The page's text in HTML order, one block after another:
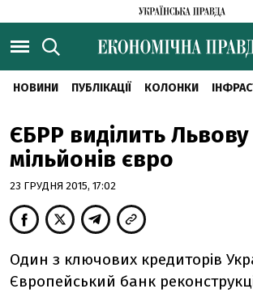
НОВИНИ ПУБЛІКАЦІЇ КОЛОНКИ
ЄБРР виділить
мільйонів євро
23 ГРУДНЯ 2015, 17:02
Один з ключових кредиторів
Європейський банк